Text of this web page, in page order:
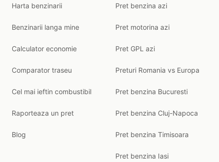
Harta benzinarii
Benzinarii langa mine
Calculator economie
Comparator traseu
Cel mai ieftin combustibil
Raporteaza un pret
Blog
Pret benzina azi
Pret motorina azi
Pret GPL azi
Preturi Romania vs Europa
Pret benzina Bucuresti
Pret benzina Cluj-Napoca
Pret benzina Timisoara
Pret benzina Iasi